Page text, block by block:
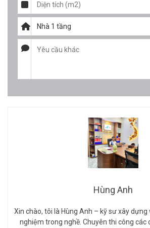
Hùng Anh
Xin chào, tôi là Hùng Anh – kỹ sư xây dựng
nghiệm trong nghề. Chuyên thi công các